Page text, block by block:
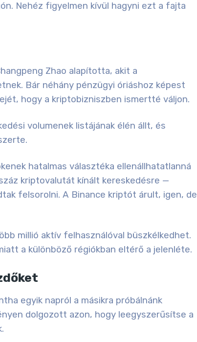
. Nehéz figyelmen kívül hagyni ezt a fajta
Zhao alapította, akit a
Bár néhány pénzügyi óriáshoz képest
hogy a kriptobizniszben ismertté váljon.
volumenek listájának élén állt, és
hatalmas választéka ellenállhatatlanná
kriptovalutát kínált kereskedésre —
felsorolni. A Binance kriptót árult, igen, de
millió aktív felhasználóval büszkélkedhet.
a különböző régiókban eltérő a jelenléte.
egyik napról a másikra próbálnánk
dolgozott azon, hogy leegyszerűsítse a